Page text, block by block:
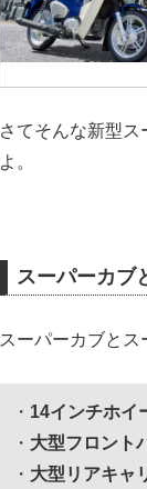
さてそんな新型
よ。
スーパーカブ
スーパーカブとス
・ 14インチホイ
・ 大型フロント
・ 大型リアキャ